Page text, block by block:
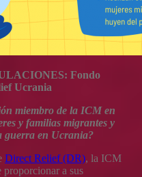
Fondo
Ucrania
miembro de la ICM en
y familias migrantes y
guerra en Ucrania?
Direct Relief (DR), la ICM
proporcionar a sus